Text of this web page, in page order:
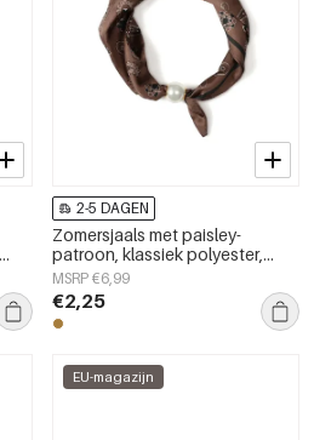
2-5 DAGEN
Zomersjaals met paisley-
patroon, klassiek polyester,
dagelijkse accessoires
MSRP €6,99
€2,25
EU-magazijn